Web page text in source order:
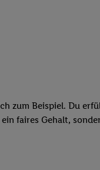
zum Beispiel. Du
faires Gehalt,